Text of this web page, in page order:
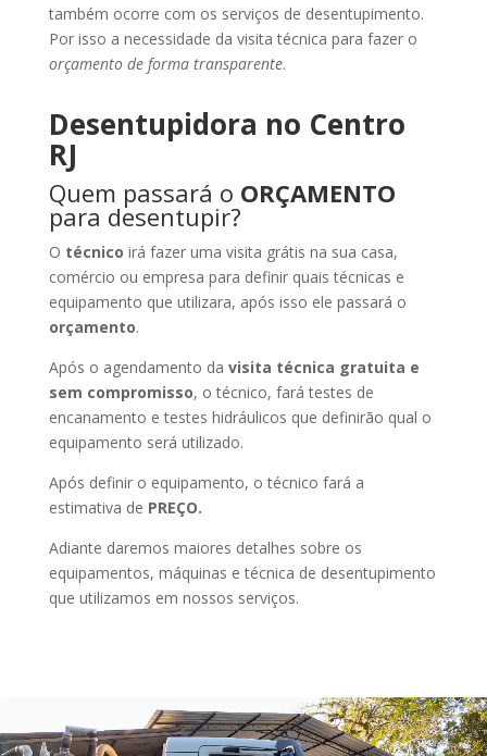
também ocorre com os serviços de desentupimento.
Por isso a necessidade da visita técnica para fazer o
orçamento de forma transparente.
Desentupidora no Centro
RJ
Quem passará o ORÇAMENTO
para desentupir?
O técnico irá fazer uma visita grátis na sua casa,
comércio ou empresa para definir quais técnicas e
equipamento que utilizara, após isso ele passará o
orçamento.
Após o agendamento da visita técnica gratuita e
sem compromisso, o técnico, fará testes de
encanamento e testes hidráulicos que definirão qual o
equipamento será utilizado.
Após definir o equipamento, o técnico fará a
estimativa de PREÇO.
Adiante daremos maiores detalhes sobre os
equipamentos, máquinas e técnica de desentupimento
que utilizamos em nossos serviços.